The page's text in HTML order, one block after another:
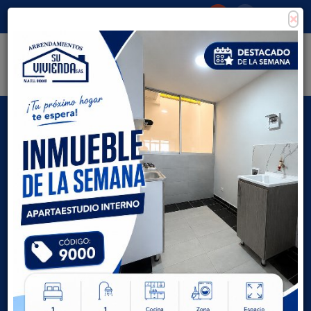
Tipo de inmueble
Todas las ciudades
AVANZADA
×